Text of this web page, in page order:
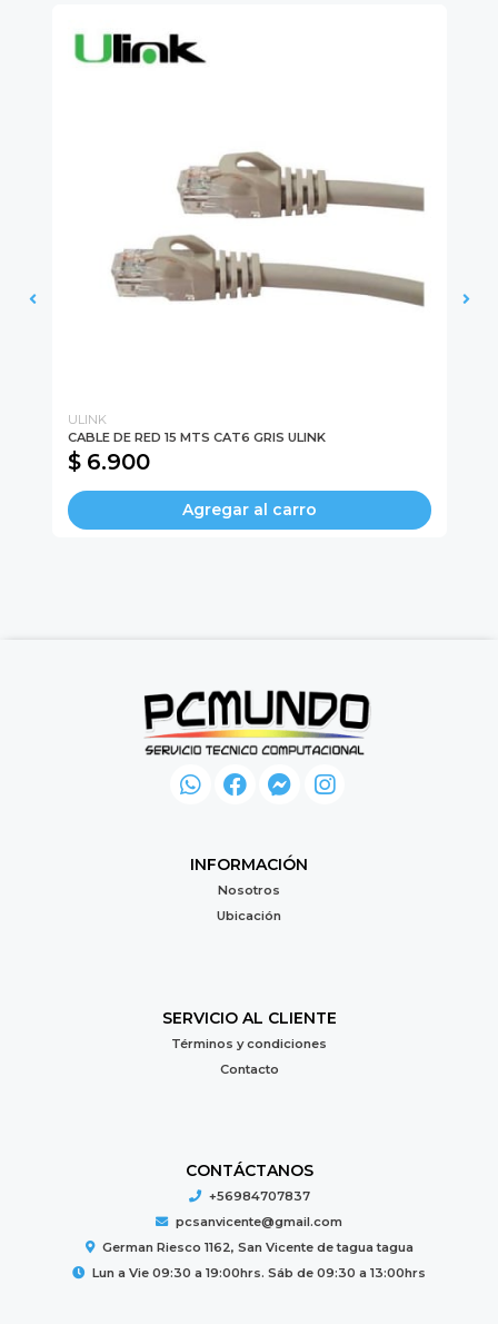
ULINK
CABLE DE RED 15 MTS CAT6 GRIS ULINK
$ 6.900
Agregar al carro
INFORMACIÓN
Nosotros
Ubicación
SERVICIO AL CLIENTE
Términos y condiciones
Contacto
CONTÁCTANOS
+56984707837
pcsanvicente@gmail.com
German Riesco 1162, San Vicente de tagua tagua
Lun a Vie 09:30 a 19:00hrs. Sáb de 09:30 a 13:00hrs